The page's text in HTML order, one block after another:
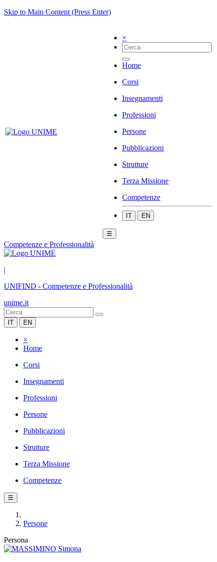
Skip to Main Content (Press Enter)
×
Home
Corsi
Insegnamenti
Professioni
Persone
Pubblicazioni
Strutture
Terza Missione
Competenze
IT EN
☰
Competenze e Professionalità
|
UNIFIND - Competenze e Professionalità
unime.it
IT EN
×
Home
Corsi
Insegnamenti
Professioni
Persone
Pubblicazioni
Strutture
Terza Missione
Competenze
☰
Persone
Persona